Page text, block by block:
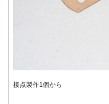
接点製作1個から